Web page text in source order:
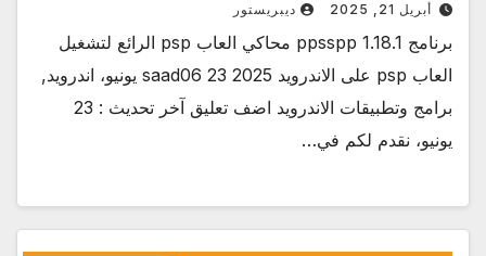
أبريل 21, 2025 ديبريستور
برنامج ppsspp 1.18.1 محاكي العاب psp الرائع لتشغيل
العاب psp على الاندرويد 2025 saad06 23 يونيو، اندرويد,
برامج وتطبيقات الاندرويد اضف تعليق آخر تحديث : 23
يونيو، نقدم لكم في…